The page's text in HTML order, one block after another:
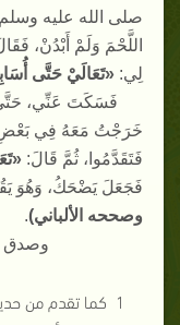
صلى الله عليه
اللَّحْمَ وَلَمْ أَبْدُنْ،
لِي:
«تَعَالَيْ حَتَّى
فَسَكَتَ عَنِّي، حَتَّى
خَرَجْتُ مَعَهُ فِي بَعْضِ
فَتَقَدَّمُوا، ثُمَّ قَالَ:
«
فَجَعَلَ يَضْحَكُ، وَهُوَ
وصححه الألباني)
.
وصدق
1 كما تقدم من